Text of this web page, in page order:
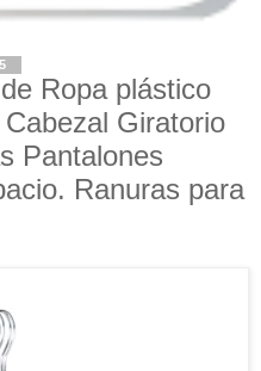
Ropa plástico
Giratorio
Pantalones
Ranuras para